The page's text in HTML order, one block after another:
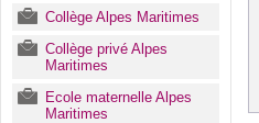
Collège Alpes Maritimes
Collège privé Alpes
Maritimes
Ecole maternelle Alpes
Maritimes